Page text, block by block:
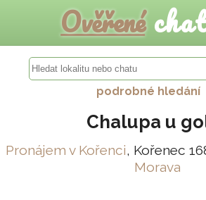
Ověřené
podrobné hledání
Chalupa u
Pronájem v Kořenci, Kořenec
Morava